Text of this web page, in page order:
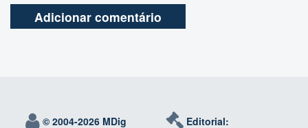
© 2004-2026 MDig Editorial: